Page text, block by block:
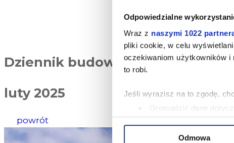
Odpowiedzialne
Wraz z naszymi 1022
pliki cookie, w celu
oczekiwaniom użytkowników i
to robi.
Jeśli wyrazisz na to zgodę,
Gromadzić dane
Identyfikować Twoje
Odmowa
Dziennik budowy
luty 2025
powrót